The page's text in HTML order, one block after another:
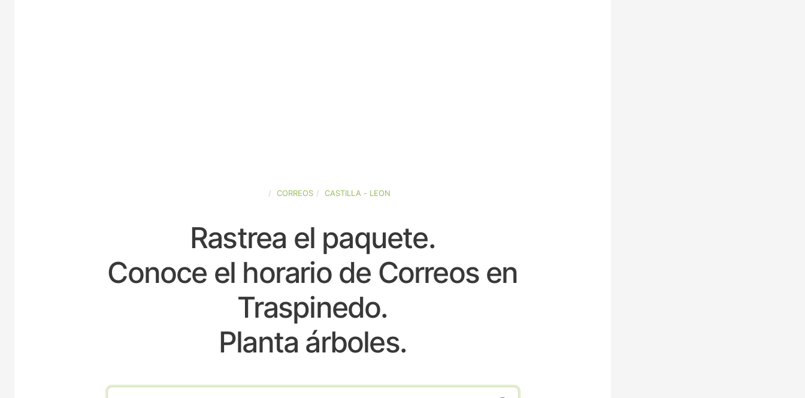
CORREOS CASTILLA - LEON
Rastrea el paquete.
Conoce el horario de Correos en
Traspinedo.
Planta árboles.